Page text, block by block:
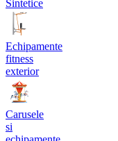
Sintetice
Echipamente
fitness
exterior
Carusele
si